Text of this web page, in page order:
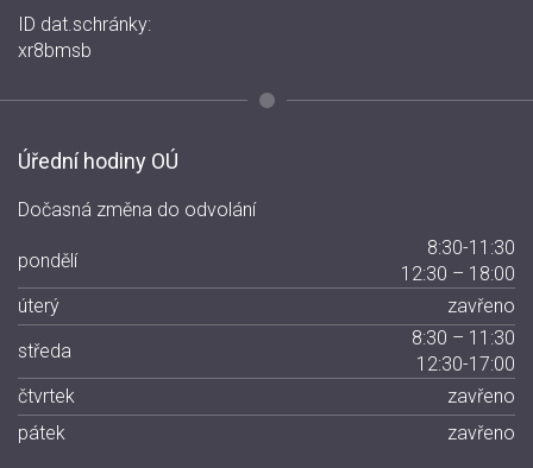
ID dat.schránky:
xr8bmsb
Úřední hodiny OÚ
Dočasná změna do odvolání
pondělí
8:30-11:30
12:30 – 18:00
úterý
zavřeno
středa
8:30 – 11:30
12:30-17:00
čtvrtek
zavřeno
pátek
zavřeno